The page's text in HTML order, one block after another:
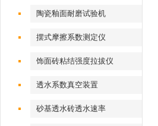
陶瓷釉面耐磨试验机
摆式摩擦系数测定仪
饰面砖粘结强度拉拔仪
透水系数真空装置
砂基透水砖透水速率